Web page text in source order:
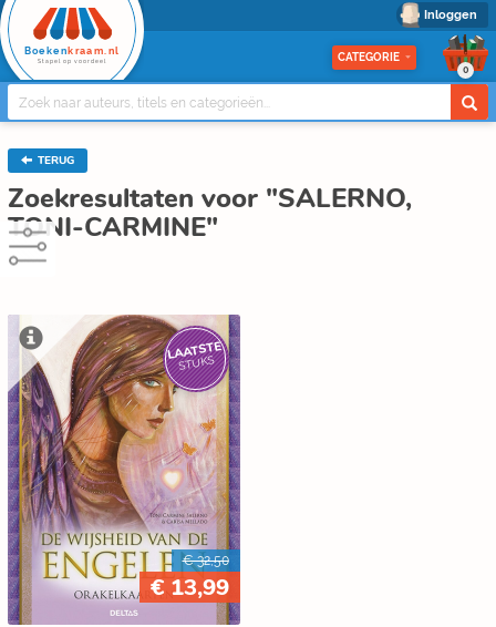
Inloggen
Boeken kraam.nl
Stapel op voordeel CATEGORIE
0
TERUG
Zoekresultaten voor "SALERNO,
TONI-CARMINE"
LAATSTE
STUKS
€ 32,50
€ 13,99